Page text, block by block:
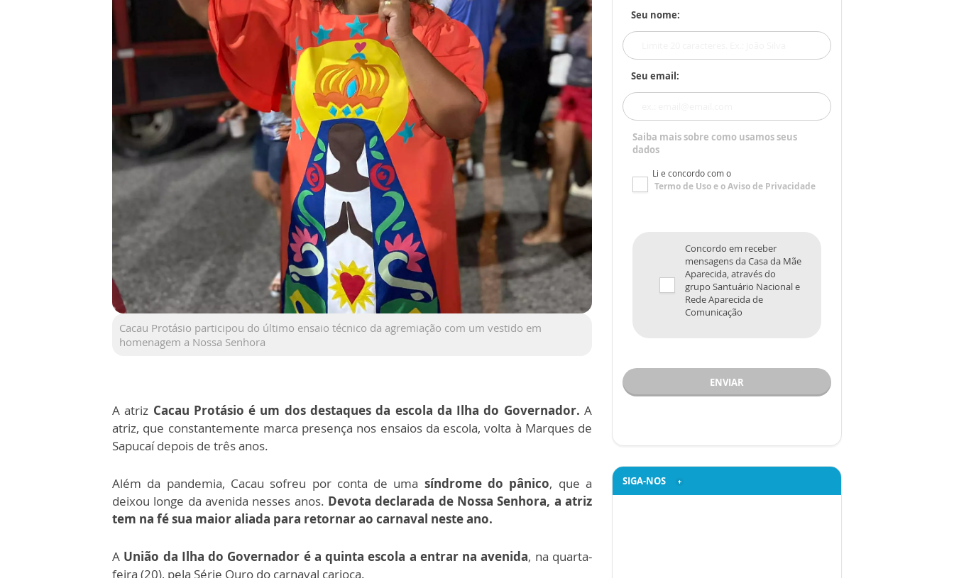
Cacau Protásio participou do último ensaio técnico da agremiação com um vestido em
homenagem a Nossa Senhora
A atriz Cacau Protásio é um dos destaques da escola da Ilha do Governador.A
atriz, que constantemente marca presença nos ensaios da escola, volta à Marques de
Sapucaí depois de três anos.
Além da pandemia, Cacau sofreu por conta de uma síndrome do pânico, que a
deixou longe da avenida nesses anos. Devota declarada de Nossa Senhora, a atriz
tem na fé sua maior aliada para retornar ao carnaval neste ano.
A União da Ilha do Governador é a quinta escola a entrar na avenida, na quarta-
feira (20), pela Série Ouro do carnaval carioca.
Seu nome:
Seu email:
Saiba mais sobre como usamos seus
dados
Li e concordo com o
Termo de Usoe oAviso de Privacidade
Concordo em receber
mensagens da Casa da Mãe
Aparecida, através do
grupo Santuário Nacional e
Rede Aparecida de
Comunicação
ENVIAR
SIGA-NOS